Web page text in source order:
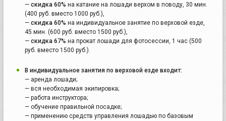
— скидка 60% на катание на лошади верхом в поводу, 30 мин.
(400 руб. вместо 1000 руб.),
— скидка 60% на индивидуальное занятие по верховой езде,
45 мин. (600 руб. вместо 1500 руб.),
— скидка 67% на прокат лошади для фотосессии, 1 час (500
руб. вместо 1500 руб.).
В индивидуальное занятия по верховой езде входит:
— аренда лошади;
— вся необходимая экипировка;
— работа инструктора;
— обучение правильной посадке;
— применению средств управления лошадью по базовым